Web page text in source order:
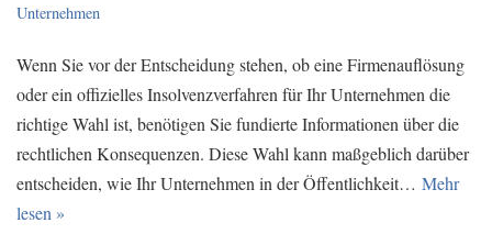
Unternehmen
Wenn Sie vor der Entscheidung stehen, ob eine Firmenauflösung
oder ein offizielles Insolvenzverfahren für Ihr Unternehmen die
richtige Wahl ist, benötigen Sie fundierte Informationen über die
rechtlichen Konsequenzen. Diese Wahl kann maßgeblich darüber
entscheiden, wie Ihr Unternehmen in der Öffentlichkeit… Mehr
lesen »